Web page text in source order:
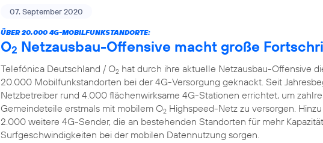
07. September 2020
ÜBER 20.000 4G-MOBILFUNKSTANDORTE:
O2 Netzausbau-Offensive macht große
Telefónica Deutschland / O2 hat durch ihre aktuelle Netzausbau-Offensive
20.000 Mobilfunkstandorten bei der 4G-Versorgung geknackt. Seit
Netzbetreiber rund 4.000 flächenwirksame 4G-Stationen errichtet, um
Gemeindeteile erstmals mit mobilem O2 Highspeed-Netz zu versorgen.
2.000 weitere 4G-Sender, die an bestehenden Standorten für mehr
Surfgeschwindigkeiten bei der mobilen Datennutzung sorgen.